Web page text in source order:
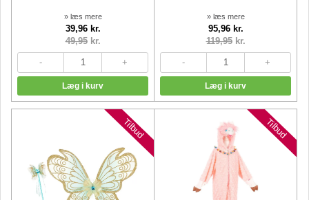
» læs mere
39,96 kr.
49,95kr.
» læs mere
95,96 kr.
119,95kr.
Tilbud Tilbud